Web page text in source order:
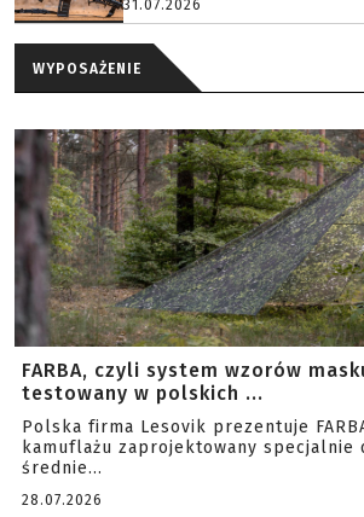
31.07.2026
WYPOSAŻENIE
FARBA, czyli system wzorów
testowany w polskich ...
Polska firma Lesovik prezentuje
kamuflażu zaprojektowany specjalnie
średnie...
28.07.2026